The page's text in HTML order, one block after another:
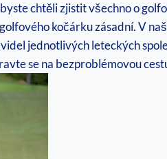
chtěli zjistit všechno o
kočárku zásadní. V
jednotlivých leteckých
se na bezproblémovou